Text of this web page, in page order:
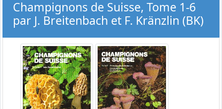
Champignons de Suisse, Tome 1-6
par J. Breitenbach et F. Kränzlin (BK)